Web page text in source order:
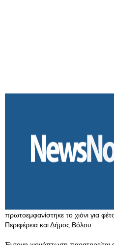
πρωτοεμφανίστηκε το χιόνι για
Περιφέρεια και Δήμος Βόλου